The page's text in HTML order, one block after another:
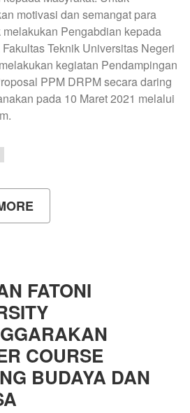
motivasi dan semangat para
melakukan Pengabdian kepada
Teknik Universitas Negeri
kegiatan Pendampingan
PPM DRPM secara daring
pada 10 Maret 2021 melalui
TINGKATKAN
GELAR
PELATIHAN
VIRTUAL
FATONI
COURSE
BUDAYA DAN